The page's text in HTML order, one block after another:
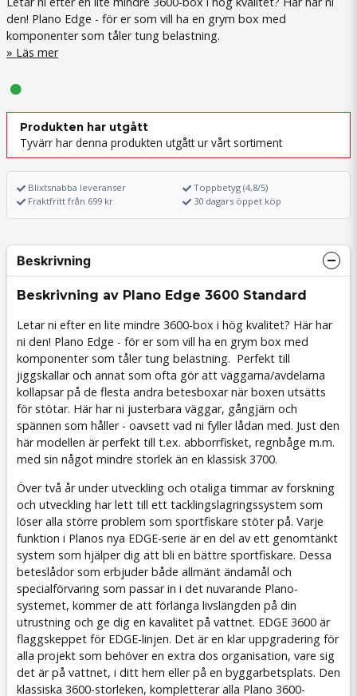
den! Plano Edge - för er som vill ha en grym box med
komponenter som tåler tung belastning.
Läs mer
Produkten har utgått
Tyvärr har denna produkten utgått ur vårt sortiment
Blixtsnabba leveranser
Fraktfritt från 699 kr
Toppbetyg (4,8/5)
30 dagars öppet köp
Beskrivning
Beskrivning av Plano Edge 3600 Standard
Letar ni efter en lite mindre 3600-box i hög kvalitet? Här har
ni den! Plano Edge - för er som vill ha en grym box med
komponenter som tåler tung belastning. Perfekt till
jiggskallar och annat som ofta gör att väggarna/avdelarna
kollapsar på de flesta andra betesboxar när boxen utsätts
för stötar. Här har ni justerbara väggar, gångjärn och
spännen som håller - oavsett vad ni fyller lådan med. Just den
här modellen är perfekt till t.ex. abborrfisket, regnbåge m.m.
med sin något mindre storlek än en klassisk 3700.
Över två år under utveckling och otaliga timmar av forskning
och utveckling har lett till ett tacklingslagringssystem som
löser alla större problem som sportfiskare stöter på. Varje
funktion i Planos nya EDGE-serie är en del av ett genomtänkt
system som hjälper dig att bli en bättre sportfiskare. Dessa
beteslådor som erbjuder både allmänt ändamål och
specialförvaring som passar in i det nuvarande Plano-
systemet, kommer de att förlänga livslängden på din
utrustning och ge dig en kavalitet på vattnet. EDGE 3600 är
flaggskeppet för EDGE-linjen. Det är en klar uppgradering för
alla projekt som behöver en extra dos organisation, vare sig
det är på vattnet, i ditt hem eller på en byggarbetsplats. Den
klassiska 3600-storleken, kompletterar alla Plano 3600-